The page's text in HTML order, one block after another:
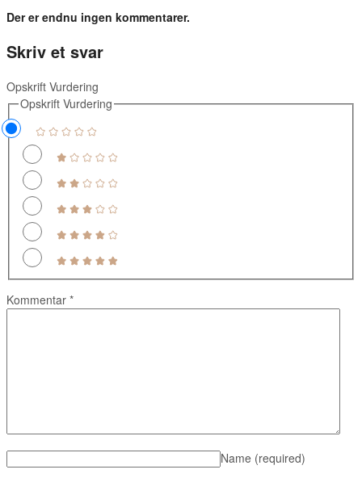
Der er endnu ingen kommentarer.
Skriv et svar
Opskrift Vurdering
Opskrift Vurdering
Kommentar *
Name (required)